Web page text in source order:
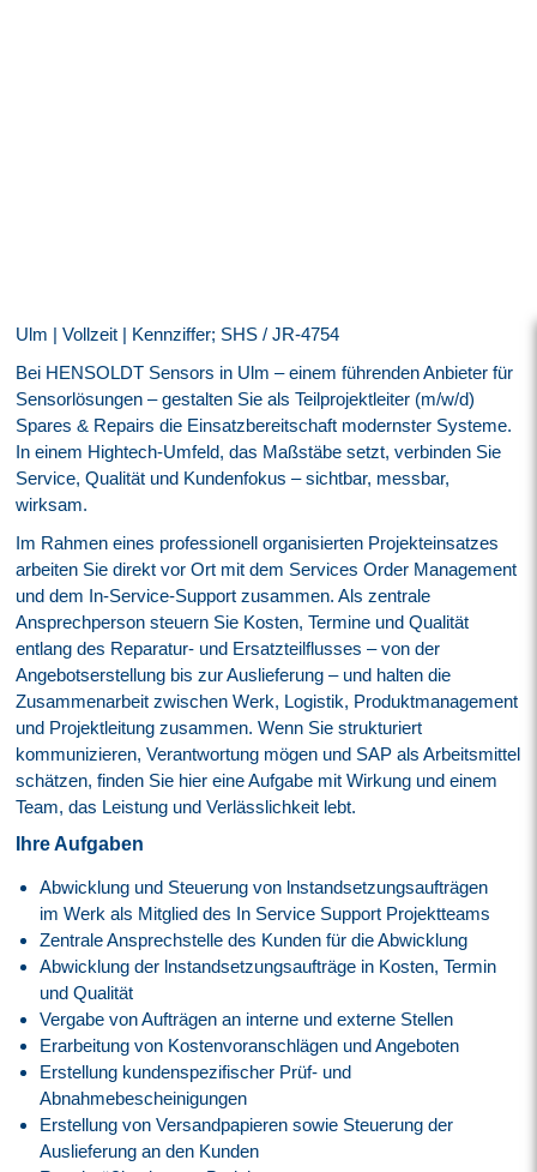
Ulm | Vollzeit | Kennziffer; SHS / JR-4754
Bei HENSOLDT Sensors in Ulm – einem führenden Anbieter für
Sensorlösungen – gestalten Sie als Teilprojektleiter (m/w/d)
Spares & Repairs die Einsatzbereitschaft modernster Systeme.
In einem Hightech-Umfeld, das Maßstäbe setzt, verbinden Sie
Service, Qualität und Kundenfokus – sichtbar, messbar,
wirksam.
Im Rahmen eines professionell organisierten Projekteinsatzes
arbeiten Sie direkt vor Ort mit dem Services Order Management
und dem In‑Service‑Support zusammen. Als zentrale
Ansprechperson steuern Sie Kosten, Termine und Qualität
entlang des Reparatur- und Ersatzteilflusses – von der
Angebotserstellung bis zur Auslieferung – und halten die
Zusammenarbeit zwischen Werk, Logistik, Produktmanagement
und Projektleitung zusammen. Wenn Sie strukturiert
kommunizieren, Verantwortung mögen und SAP als Arbeitsmittel
schätzen, finden Sie hier eine Aufgabe mit Wirkung und einem
Team, das Leistung und Verlässlichkeit lebt.
Ihre Aufgaben
Abwicklung und Steuerung von lnstandsetzungsaufträgen
im Werk als Mitglied des In Service Support Projektteams
Zentrale Ansprechstelle des Kunden für die Abwicklung
Abwicklung der lnstandsetzungsaufträge in Kosten, Termin
und Qualität
Vergabe von Aufträgen an interne und externe Stellen
Erarbeitung von Kostenvoranschlägen und Angeboten
Erstellung kundenspezifischer Prüf- und
Abnahmebescheinigungen
Erstellung von Versandpapieren sowie Steuerung der
Auslieferung an den Kunden